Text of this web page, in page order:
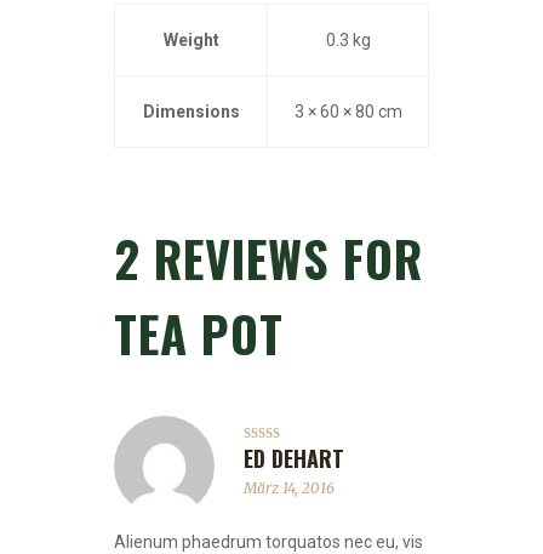
Weight 0.3 kg
Dimensions 3 × 60 × 80 cm
2 REVIEWS FOR
TEA POT
Rated5out
of 5
ED DEHART
März 14, 2016
Alienum phaedrum torquatos nec eu, vis